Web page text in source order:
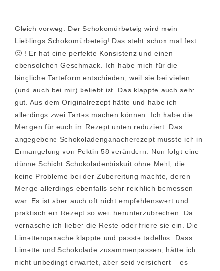
Gleich vorweg: Der Schokomürbeteig wird mein
Lieblings Schokomürbeteig! Das steht schon mal fest
🙂 ! Er hat eine perfekte Konsistenz und einen
ebensolchen Geschmack. Ich habe mich für die
längliche Tarteform entschieden, weil sie bei vielen
(und auch bei mir) beliebt ist. Das klappte auch sehr
gut. Aus dem Originalrezept hätte und habe ich
allerdings zwei Tartes machen können. Ich habe die
Mengen für euch im Rezept unten reduziert. Das
angegebene Schokoladenganacherezept musste ich in
Ermangelung von Pektin 58 verändern. Nun folgt eine
dünne Schicht Schokoladenbiskuit ohne Mehl, die
keine Probleme bei der Zubereitung machte, deren
Menge allerdings ebenfalls sehr reichlich bemessen
war. Es ist aber auch oft nicht empfehlenswert und
praktisch ein Rezept so weit herunterzubrechen. Da
vernasche ich lieber die Reste oder friere sie ein. Die
Limettenganache klappte und passte tadellos. Dass
Limette und Schokolade zusammenpassen, hätte ich
nicht unbedingt erwartet, aber seid versichert – es